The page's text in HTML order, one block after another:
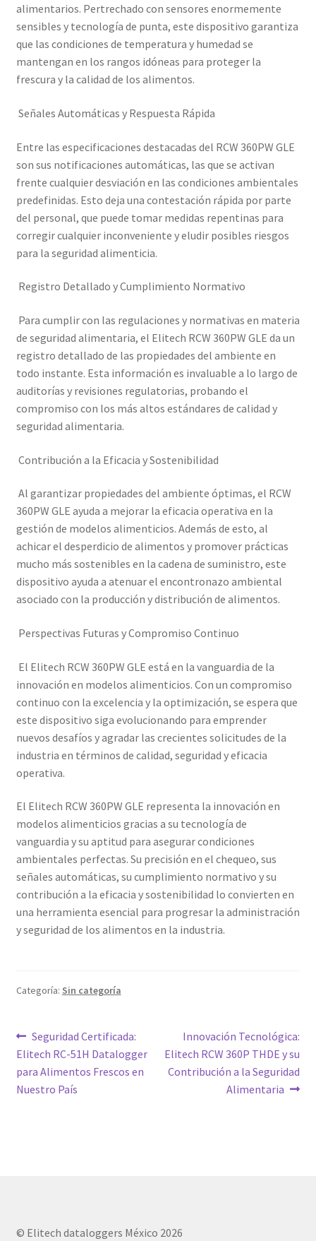
alimentarios. Pertrechado con sensores enormemente
sensibles y tecnología de punta, este dispositivo garantiza
que las condiciones de temperatura y humedad se
mantengan en los rangos idóneas para proteger la
frescura y la calidad de los alimentos.
Señales Automáticas y Respuesta Rápida
Entre las especificaciones destacadas del RCW 360PW GLE
son sus notificaciones automáticas, las que se activan
frente cualquier desviación en las condiciones ambientales
predefinidas. Esto deja una contestación rápida por parte
del personal, que puede tomar medidas repentinas para
corregir cualquier inconveniente y eludir posibles riesgos
para la seguridad alimenticia.
Registro Detallado y Cumplimiento Normativo
Para cumplir con las regulaciones y normativas en materia
de seguridad alimentaria, el Elitech RCW 360PW GLE da un
registro detallado de las propiedades del ambiente en
todo instante. Esta información es invaluable a lo largo de
auditorías y revisiones regulatorias, probando el
compromiso con los más altos estándares de calidad y
seguridad alimentaria.
Contribución a la Eficacia y Sostenibilidad
Al garantizar propiedades del ambiente óptimas, el RCW
360PW GLE ayuda a mejorar la eficacia operativa en la
gestión de modelos alimenticios. Además de esto, al
achicar el desperdicio de alimentos y promover prácticas
mucho más sostenibles en la cadena de suministro, este
dispositivo ayuda a atenuar el encontronazo ambiental
asociado con la producción y distribución de alimentos.
Perspectivas Futuras y Compromiso Continuo
El Elitech RCW 360PW GLE está en la vanguardia de la
innovación en modelos alimenticios. Con un compromiso
continuo con la excelencia y la optimización, se espera que
este dispositivo siga evolucionando para emprender
nuevos desafíos y agradar las crecientes solicitudes de la
industria en términos de calidad, seguridad y eficacia
operativa.
El Elitech RCW 360PW GLE representa la innovación en
modelos alimenticios gracias a su tecnología de
vanguardia y su aptitud para asegurar condiciones
ambientales perfectas. Su precisión en el chequeo, sus
señales automáticas, su cumplimiento normativo y su
contribución a la eficacia y sostenibilidad lo convierten en
una herramienta esencial para progresar la administración
y seguridad de los alimentos en la industria.
Categoría: Sin categoría
Navegación
de
entradas
Entrada
anterior:
Seguridad Certificada:
Elitech RC-51H Datalogger
para Alimentos Frescos en
Nuestro País
Siguiente
entrada:
Innovación Tecnológica:
Elitech RCW 360P THDE y su
Contribución a la Seguridad
Alimentaria
© Elitech dataloggers México 2026